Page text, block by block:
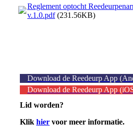
Reglement optocht
v.1.0.pdf(231.56KB)
Download de Reedeurp App
Download de Reedeurp App
Lid worden?
Klik hier voor meer informatie.